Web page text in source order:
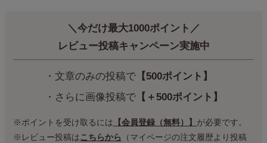
＼今だけ最大1000ポイント／
レビュー投稿キャンペーン実施中
・文章のみの投稿で【500ポイント】
・さらに画像投稿で【＋500ポイント】
※ポイントを受け取るには 【会員登録（無料）】 が必要です。
※レビュー投稿はこちらから （マイページの注文履歴より投稿